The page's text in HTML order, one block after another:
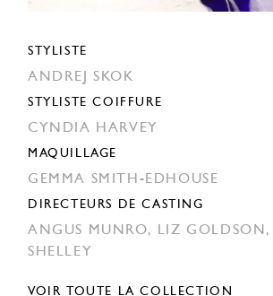
STYLISTE
ANDREJ SKOK
STYLISTE COIFFURE
CYNDIA HARVEY
MAQUILLAGE
GEMMA SMITH-EDHOUSE
DIRECTEURS DE CASTING
ANGUS MUNRO, LIZ GOLDSON,
SHELLEY
VOIR TOUTE LA COLLECTION